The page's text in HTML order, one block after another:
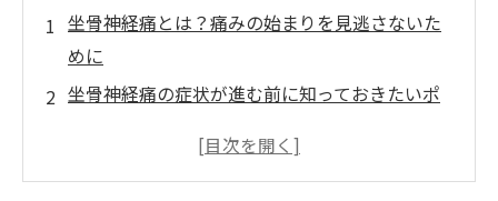
坐骨神経痛とは？痛みの始まりを見逃さないた
めに
坐骨神経痛の症状が進む前に知っておきたいポ
整体がもたらす驚きの効果とは？痛み軽減のメ